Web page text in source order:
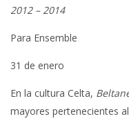
2012 – 2014
Para Ensemble
31 de enero
En la cultura Celta,
mayores pertenecientes